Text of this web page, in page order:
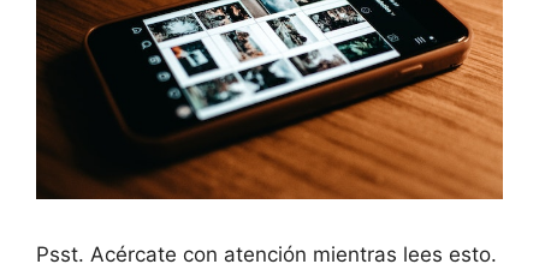
Psst. Acércate con atención mientras lees esto.